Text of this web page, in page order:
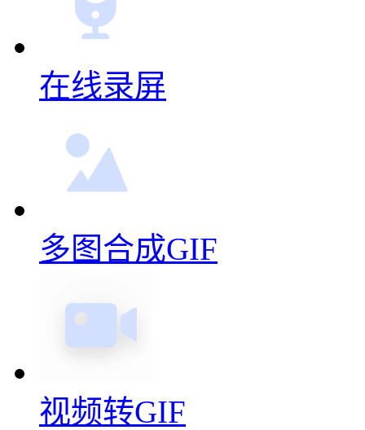
在线录屏
多图合成GIF
视频转GIF